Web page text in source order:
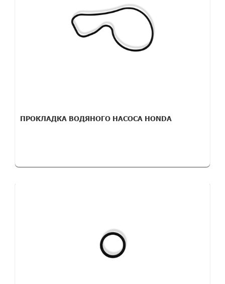
ПРОКЛАДКА ВОДЯНОГО НАСОСА HONDA